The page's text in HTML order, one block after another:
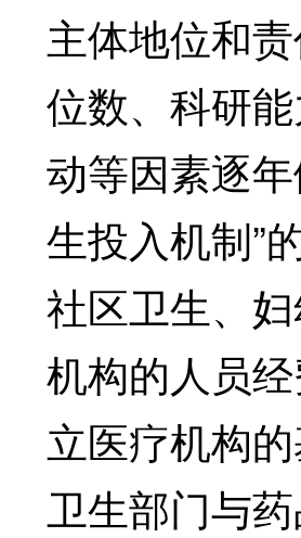
主体地位和
位数、科研
动等因素逐
生投入机制”
社区卫生、
机构的人员
立医疗机构
卫生部门与